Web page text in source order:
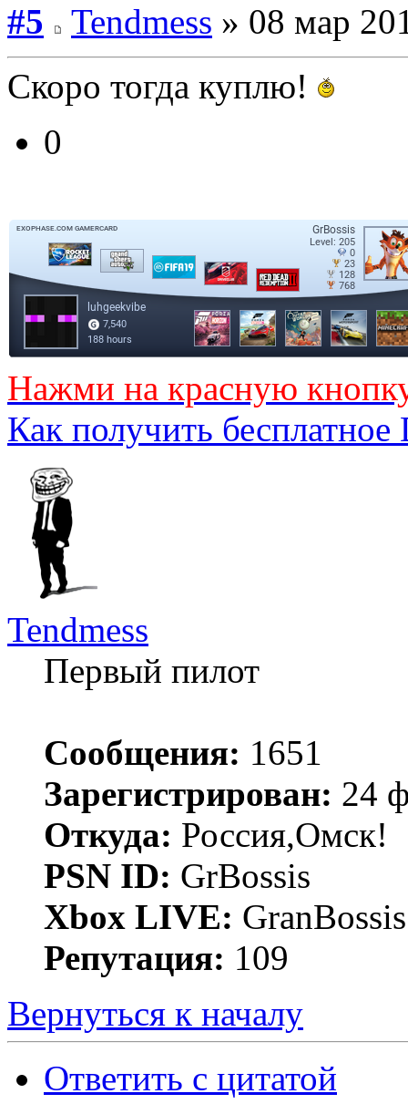
#5
Tendmess » 08 мар
Скоро тогда куплю!
0
Нажми на красную
Как получить
Tendmess
Первый пилот
Сообщения: 1651
Зарегистрирован: 24
Откуда: Россия,Омск!
PSN ID: GrBossis
Xbox LIVE: GranBossis
Репутация: 109
Вернуться к началу
Ответить с цитатой